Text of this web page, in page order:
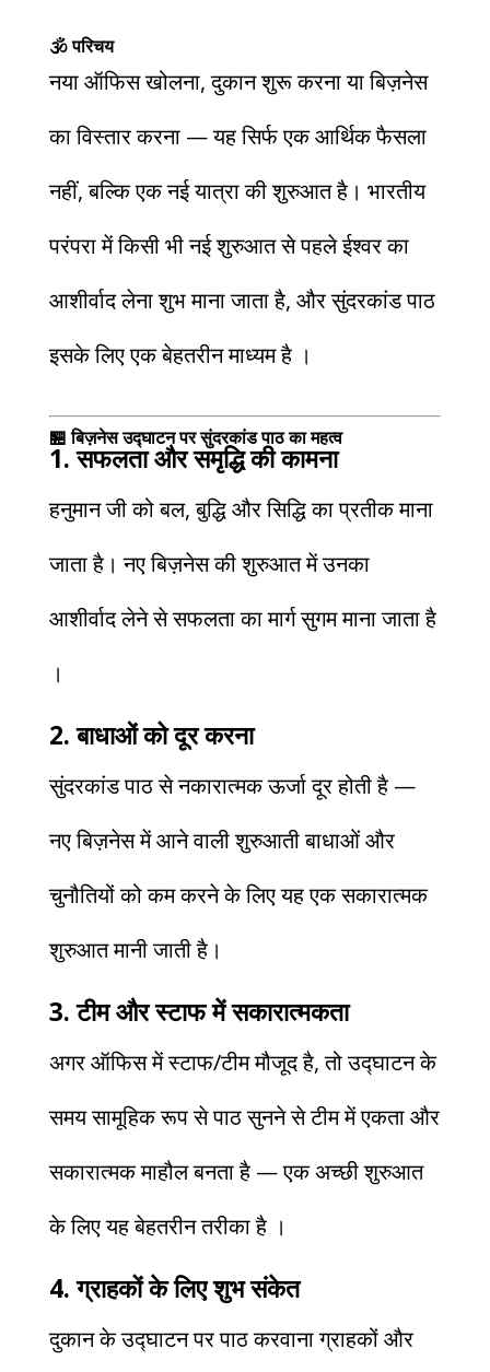
🕉️ परिचय
नया ऑफिस खोलना, दुकान शुरू करना या बिज़नेस
का विस्तार करना — यह सिर्फ एक आर्थिक फैसला
नहीं, बल्कि एक नई यात्रा की शुरुआत है। भारतीय
परंपरा में किसी भी नई शुरुआत से पहले ईश्वर का
आशीर्वाद लेना शुभ माना जाता है, और सुंदरकांड पाठ
इसके लिए एक बेहतरीन माध्यम है ।
🏪 बिज़नेस उद्घाटन पर सुंदरकांड पाठ का महत्व
1. सफलता और समृद्धि की कामना
हनुमान जी को बल, बुद्धि और सिद्धि का प्रतीक माना
जाता है। नए बिज़नेस की शुरुआत में उनका
आशीर्वाद लेने से सफलता का मार्ग सुगम माना जाता है
।
2. बाधाओं को दूर करना
सुंदरकांड पाठ से नकारात्मक ऊर्जा दूर होती है —
नए बिज़नेस में आने वाली शुरुआती बाधाओं और
चुनौतियों को कम करने के लिए यह एक सकारात्मक
शुरुआत मानी जाती है।
3. टीम और स्टाफ में सकारात्मकता
अगर ऑफिस में स्टाफ/टीम मौजूद है, तो उद्घाटन के
समय सामूहिक रूप से पाठ सुनने से टीम में एकता और
सकारात्मक माहौल बनता है — एक अच्छी शुरुआत
के लिए यह बेहतरीन तरीका है ।
4. ग्राहकों के लिए शुभ संकेत
दुकान के उद्घाटन पर पाठ करवाना ग्राहकों और